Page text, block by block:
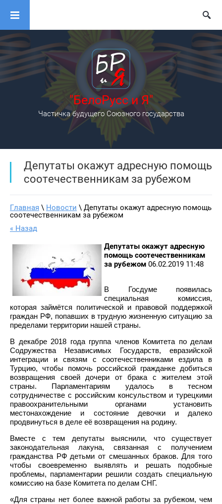
"БелоРусс и Я"
Частичка будущего Союзного государства
Депутаты окажут адресную помощь
соотечественникам за рубежом
Главная \ Новости \ Депутаты окажут адресную помощь
соотечественникам за рубежом
« Назад
Депутаты окажут адресную
помощь соотечественникам
за рубежом 06.02.2019 11:48
В Госдуме появилась
специальная комиссия,
которая займётся политической и правовой поддержкой
граждан РФ, попавших в трудную жизненную ситуацию за
пределами территории нашей страны.
В декабре 2018 года группа членов Комитета по делам
Содружества Независимых Государств, евразийской
интеграции и связям с соотечественниками ездила в
Турцию, чтобы помочь российской гражданке добиться
возвращения своей дочери от брака с жителем этой
страны. Парламентариям удалось в тесном
сотрудничестве с российским консульством и турецкими
правоохранительными органами установить
местонахождение и состояние девочки и далеко
продвинуться в деле её возвращения на родину.
Вместе с тем депутаты выяснили, что существует
законодательная лакуна, связанная с получением
гражданства РФ детьми от смешанных браков. Для того
чтобы своевременно выявлять и решать подобные
проблемы, парламентарии решили создать специальную
комиссию на базе Комитета по делам СНГ.
«Для страны нет более важной работы за рубежом, чем